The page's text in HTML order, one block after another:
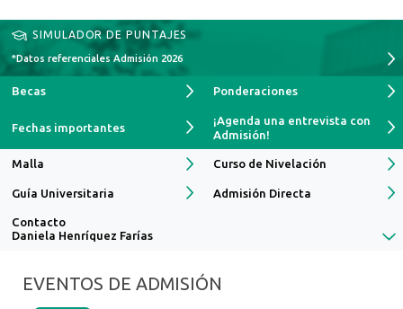
SIMULADOR DE PUNTAJES
*Datos referenciales Admisión 2026
Becas Ponderaciones
Fechas importantes
¡Agenda una entrevista con
Admisión!
Malla Curso de Nivelación
Guía Universitaria Admisión Directa
Contacto
Daniela Henríquez Farías
EVENTOS DE ADMISIÓN